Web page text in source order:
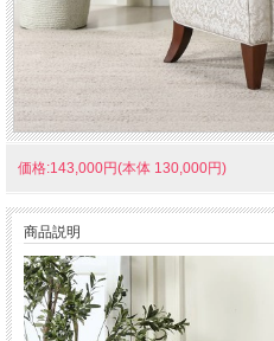
価格:143,000円(本体 130,000円)
商品説明